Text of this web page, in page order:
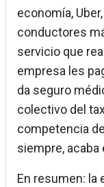
economía,
conductores
servicio que
empresa les
da seguro
colectivo del
competencia
siempre,
En resumen: la